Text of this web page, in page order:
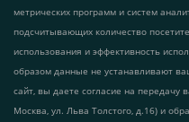
метрических программ и систем
подсчитывающих количество
использования и эффективность
образом данные не устанавливают
сайт, вы даете согласие на передачу
Москва, ул. Льва Толстого, д.16) и